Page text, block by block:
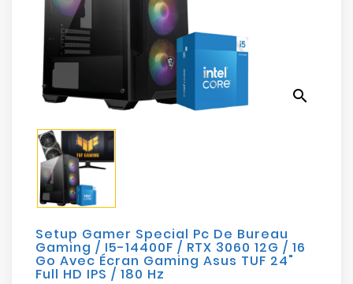
Electroménager
Bureautique
Réseau
Sécurité
Mobilités
Loisirs
search
Setup Gamer Special Pc De Bureau
Gaming / I5-14400F / RTX 3060 12G / 16
Go Avec Écran Gaming Asus TUF 24"
Full HD IPS / 180 Hz